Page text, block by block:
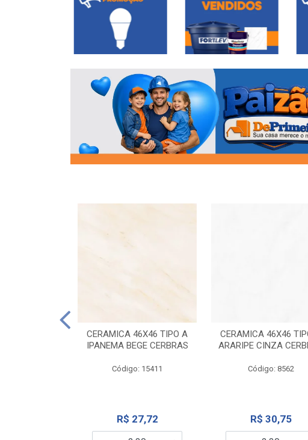
CERAMICA 46X46 TIPO A
IPANEMA BEGE CERBRAS
Código: 15411
R$ 27,72
CERAMICA 46X46
ARARIPE CINZA
Código: 8562
R$ 30,75